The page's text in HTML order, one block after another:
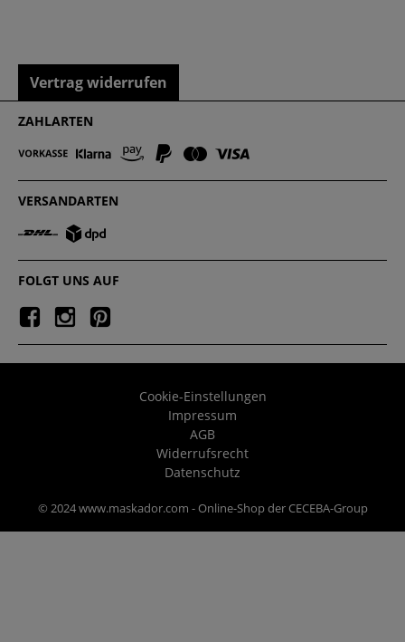
Vertrag widerrufen
ZAHLARTEN
VERSANDARTEN
FOLGT UNS AUF
Cookie-Einstellungen
Impressum
AGB
Widerrufsrecht
Datenschutz
© 2024 www.maskador.com - Online-Shop der CECEBA-Group